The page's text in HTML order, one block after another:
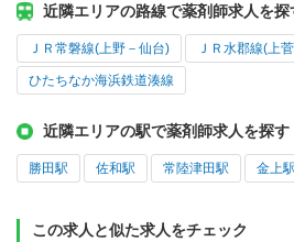
近隣エリアの路線で薬剤師求人を探
ＪＲ常磐線(上野－仙台) ＪＲ水郡線(上
ひたちなか海浜鉄道湊線
近隣エリアの駅で薬剤師求人を探す
勝田駅 佐和駅 常陸津田駅 金上駅
この求人と似た求人をチェック